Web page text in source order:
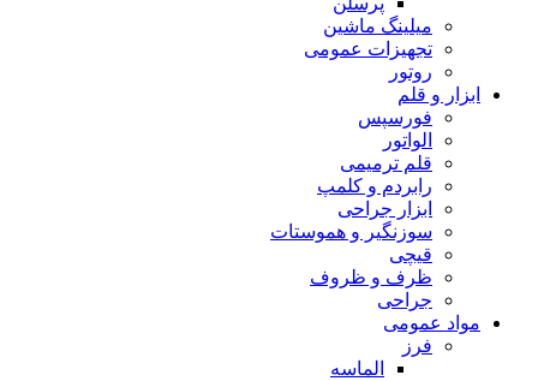
میلینگ ماشین
تجهیزات عمومی
روتور
ابزار و قلم
فورسپس
الواتور
قلم ترمیمی
رابردم و کلمپ
ابزار جراحی
سوزنگیر و هموستات
قیچی
ظرف و ظروف
جراحی
مواد عمومی
فرز
الماسه